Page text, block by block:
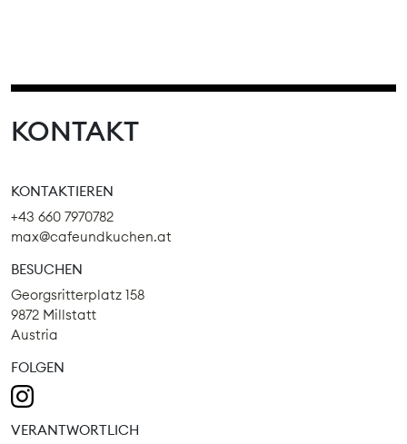
KONTAKT
KONTAKTIEREN
+43 660 7970782
max@cafeundkuchen.at
BESUCHEN
Georgsritterplatz 158
9872 Millstatt
Austria
FOLGEN
VERANTWORTLICH